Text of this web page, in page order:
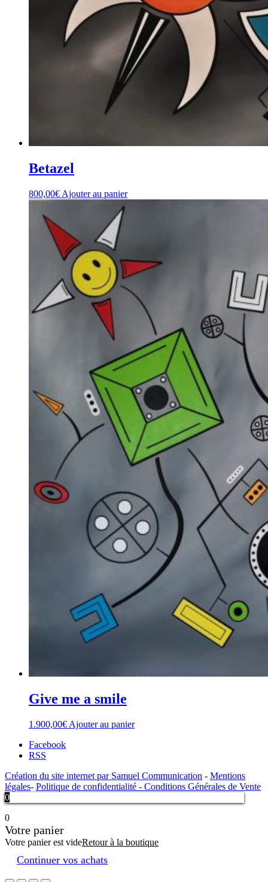
Betazel
800,00€ Ajouter au panier
Give me a smile
1.900,00€ Ajouter au panier
Facebook
RSS
Création du site internet par Samuel Communication - Mentions
légales- Politique de confidentialité - Conditions Générales de Vente
0
0
Votre panier
Votre panier est videRetour à la boutique
Continuer vos achats